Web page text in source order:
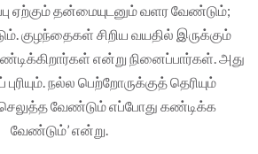
ஏற்கும் தன்மையுடனும் வளர வேண்டும்;
குழந்தைகள் சிறிய வயதில் இருக்கும்
என்று நினைப்பார்கள். அது
நல்ல பெற்றோருக்குத் தெரியும்
வேண்டும் எப்போது கண்டிக்க
வேண்டும்’ என்று.